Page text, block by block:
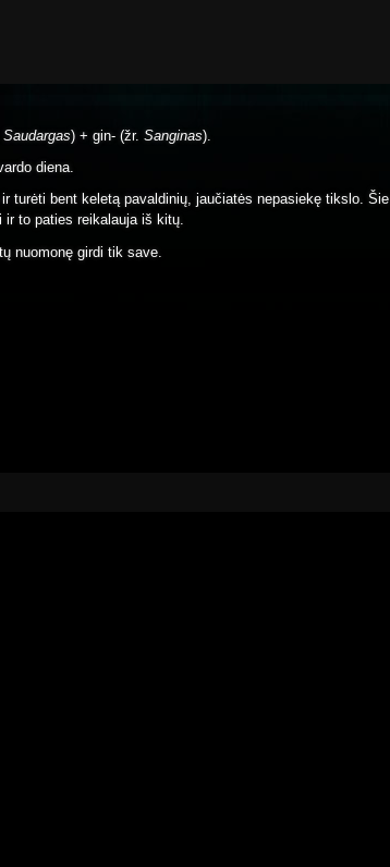
Saudargas) + gin- (žr. Sanginas).
diena.
turėti bent keletą pavaldinių, jaučiatės nepasiekę tikslo. Šie
ir to paties reikalauja iš kitų.
nuomonę girdi tik save.